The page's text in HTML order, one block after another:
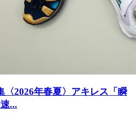
〈2026年春夏〉アキレス「瞬
...